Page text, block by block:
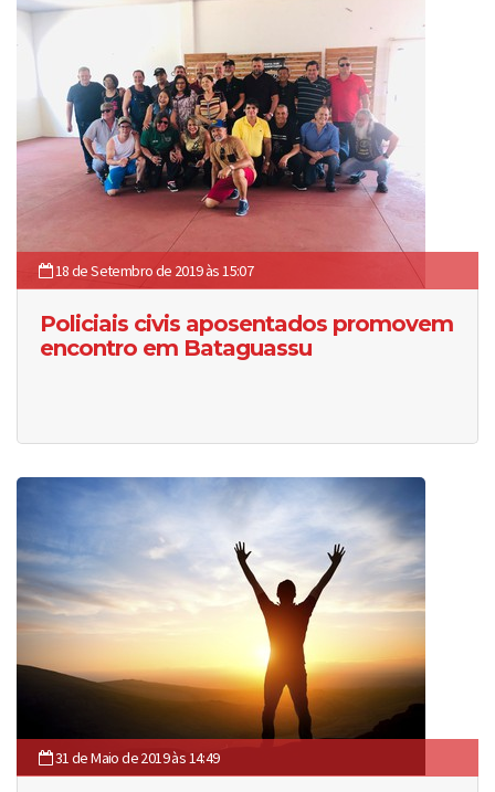
18 de Setembro de 2019 às 15:07
Policiais civis aposentados promovem
encontro em Bataguassu
31 de Maio de 2019 às 14:49